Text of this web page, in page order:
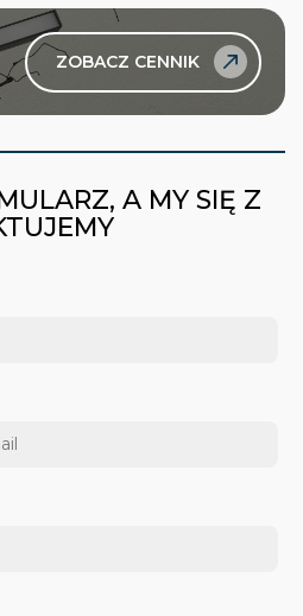
ZOBACZ CENNIK
A MY SIĘ Z